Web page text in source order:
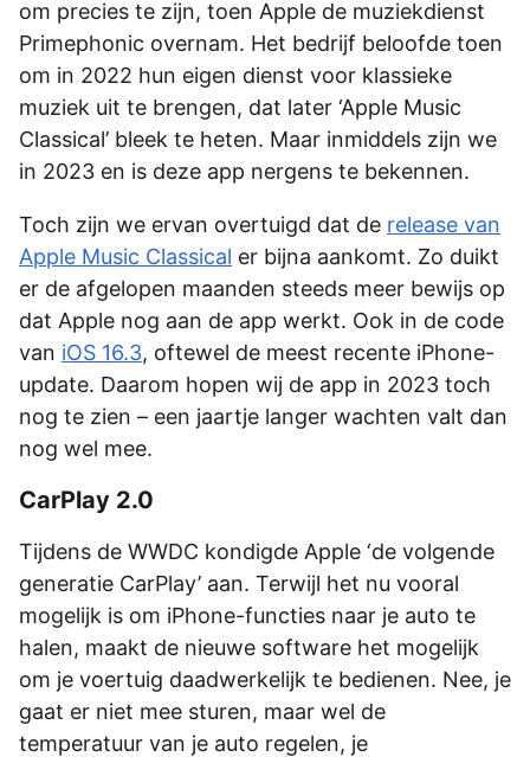
om precies te zijn, toen Apple de muziekdienst
Primephonic overnam. Het bedrijf beloofde toen
om in 2022 hun eigen dienst voor klassieke
muziek uit te brengen, dat later ‘Apple Music
Classical’ bleek te heten. Maar inmiddels zijn we
in 2023 en is deze app nergens te bekennen.
Toch zijn we ervan overtuigd dat de release van
Apple Music Classical er bijna aankomt. Zo duikt
er de afgelopen maanden steeds meer bewijs op
dat Apple nog aan de app werkt. Ook in de code
van iOS 16.3, oftewel de meest recente iPhone-
update. Daarom hopen wij de app in 2023 toch
nog te zien – een jaartje langer wachten valt dan
nog wel mee.
CarPlay 2.0
Tijdens de WWDC kondigde Apple ‘de volgende
generatie CarPlay’ aan. Terwijl het nu vooral
mogelijk is om iPhone-functies naar je auto te
halen, maakt de nieuwe software het mogelijk
om je voertuig daadwerkelijk te bedienen. Nee, je
gaat er niet mee sturen, maar wel de
temperatuur van je auto regelen, je